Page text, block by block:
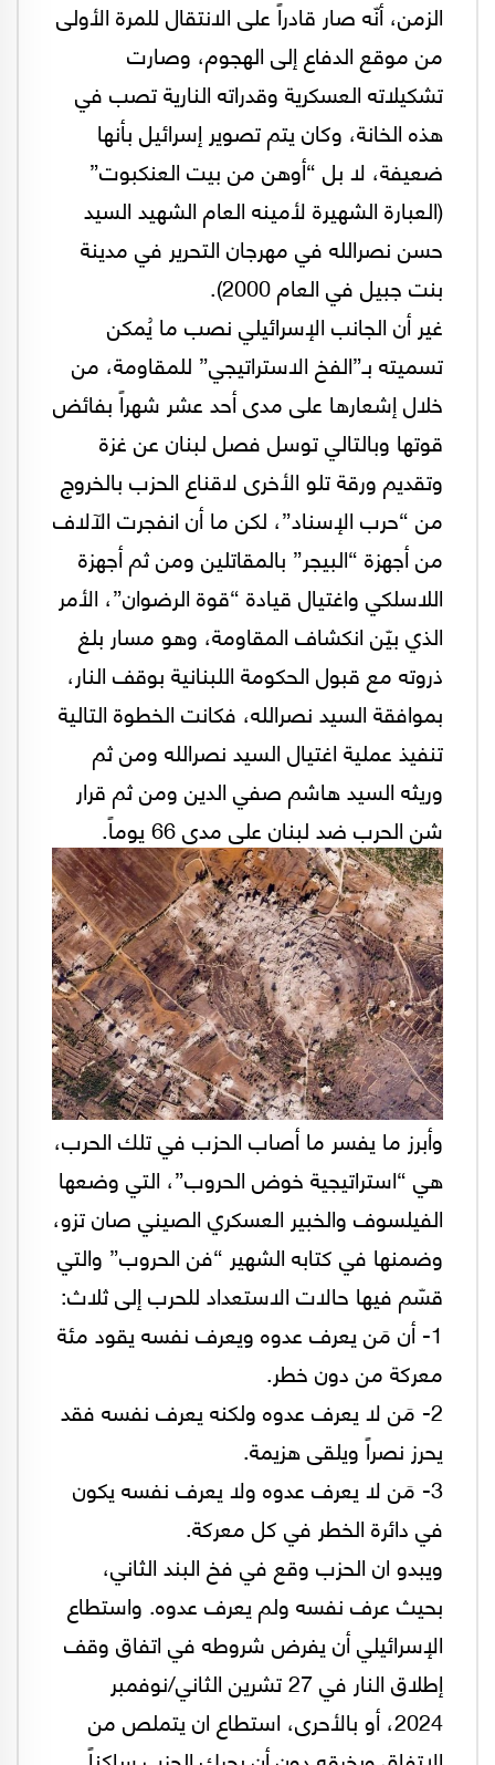
الزمن، أنّه صار قادراً على الانتقال للمرة الأولى
من موقع الدفاع إلى الهجوم، وصارت
تشكيلاته العسكرية وقدراته النارية تصب في
هذه الخانة، وكان يتم تصوير إسرائيل بأنها
ضعيفة، لا بل “أوهن من بيت العنكبوت”
(العبارة الشهيرة لأمينه العام الشهيد السيد
حسن نصرالله في مهرجان التحرير في مدينة
بنت جبيل في العام 2000).
غير أن الجانب الإسرائيلي نصب ما يُمكن
تسميته بـ”الفخ الاستراتيجي” للمقاومة، من
خلال إشعارها على مدى أحد عشر شهراً بفائض
قوتها وبالتالي توسل فصل لبنان عن غزة
وتقديم ورقة تلو الأخرى لاقناع الحزب بالخروج
من “حرب الإسناد”، لكن ما أن انفجرت الآلاف
من أجهزة “البيجر” بالمقاتلين ومن ثم أجهزة
اللاسلكي واغتيال قيادة “قوة الرضوان”، الأمر
الذي بيّن انكشاف المقاومة، وهو مسار بلغ
ذروته مع قبول الحكومة اللبنانية بوقف النار،
بموافقة السيد نصرالله، فكانت الخطوة التالية
تنفيذ عملية اغتيال السيد نصرالله ومن ثم
وريثه السيد هاشم صفي الدين ومن ثم قرار
شن الحرب ضد لبنان على مدى 66 يوماً.
وأبرز ما يفسر ما أصاب الحزب في تلك الحرب،
هي “استراتيجية خوض الحروب”، التي وضعها
الفيلسوف والخبير العسكري الصيني صان تزو،
وضمنها في كتابه الشهير “فن الحروب” والتي
قسّم فيها حالات الاستعداد للحرب إلى ثلاث:
1- أن مَن يعرف عدوه ويعرف نفسه يقود مئة
معركة من دون خطر.
2- مَن لا يعرف عدوه ولكنه يعرف نفسه فقد
يحرز نصراً ويلقى هزيمة.
3- مَن لا يعرف عدوه ولا يعرف نفسه يكون
في دائرة الخطر في كل معركة.
ويبدو ان الحزب وقع في فخ البند الثاني،
بحيث عرف نفسه ولم يعرف عدوه. واستطاع
الإسرائيلي أن يفرض شروطه في اتفاق وقف
إطلاق النار في 27 تشرين الثاني/نوفمبر
2024، أو بالأحرى، استطاع ان يتملص من